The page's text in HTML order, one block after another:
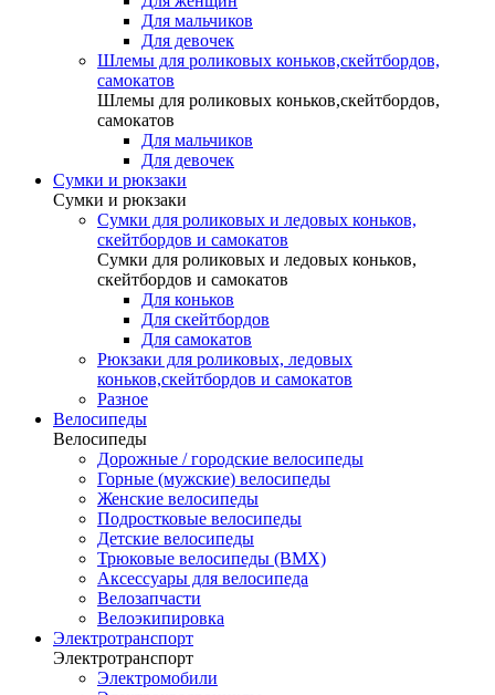
Для мальчиков
Для девочек
Шлемы для роликовых коньков,скейтбордов,
самокатов
Шлемы для роликовых коньков,скейтбордов,
самокатов
Для мальчиков
Для девочек
Сумки и рюкзаки
Сумки и рюкзаки
Сумки для роликовых и ледовых коньков,
скейтбордов и самокатов
Сумки для роликовых и ледовых коньков,
скейтбордов и самокатов
Для коньков
Для скейтбордов
Для самокатов
Рюкзаки для роликовых, ледовых
коньков,скейтбордов и самокатов
Разное
Велосипеды
Велосипеды
Дорожные / городские велосипеды
Горные (мужские) велосипеды
Женские велосипеды
Подростковые велосипеды
Детские велосипеды
Трюковые велосипеды (BMX)
Аксессуары для велосипеда
Велозапчасти
Велоэкипировка
Электротранспорт
Электротранспорт
Электромобили